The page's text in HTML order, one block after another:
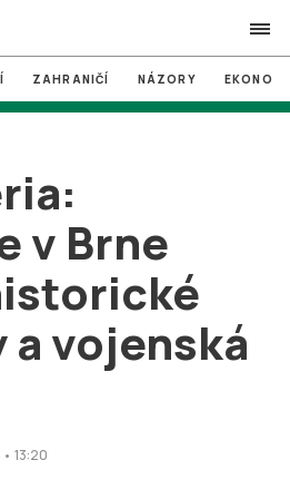
search
ZAHRANIČÍ NÁZORY
v Brne
vojenská
13:20